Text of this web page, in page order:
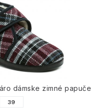
dámske zimné papuče
39